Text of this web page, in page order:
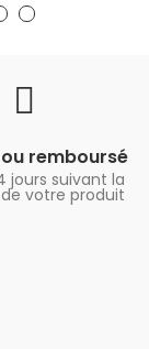
remboursé
jours suivant la
votre produit